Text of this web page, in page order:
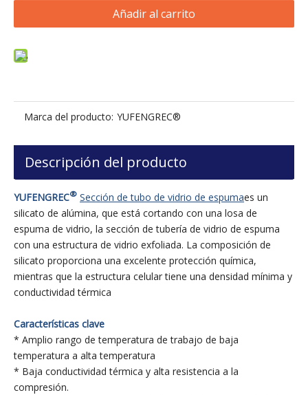
Añadir al carrito
Marca del producto: YUFENGREC®
Descripción del producto
YUFENGREC® Sección de tubo de vidrio de espumaes un
silicato de alúmina, que está cortando con una losa de
espuma de vidrio, la sección de tubería de vidrio de espuma
con una estructura de vidrio exfoliada. La composición de
silicato proporciona una excelente protección química,
mientras que la estructura celular tiene una densidad mínima y
conductividad térmica
Características clave
* Amplio rango de temperatura de trabajo de baja
temperatura a alta temperatura
* Baja conductividad térmica y alta resistencia a la
compresión.